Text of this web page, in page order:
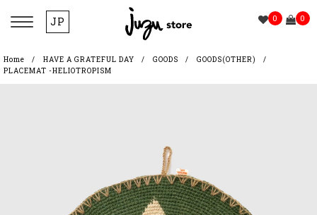
JP 0 0
Home HAVE A GRATEFUL DAY GOODS
GOODS(OTHER)
PLACEMAT -HELIOTROPISM